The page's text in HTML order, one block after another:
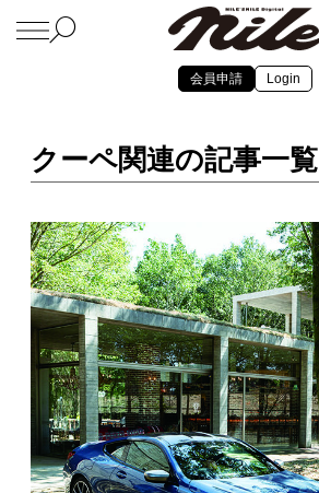
会員申請 Login
クーペ関連の記事一覧